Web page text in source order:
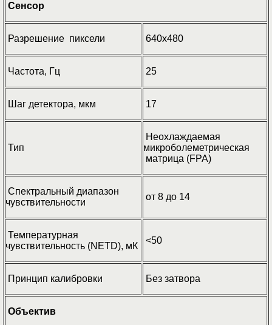
Сенсор
Разрешение пиксели 640х480
Частота, Гц 25
Шаг детектора, мкм 17
Тип
Неохлаждаемая
микроболеметрическая
матрица (FPA)
Спектральный диапазон
чувствительности
от 8 до 14
Температурная
чувствительность (NETD), мК
<50
Принцип калибровки Без затвора
Объектив